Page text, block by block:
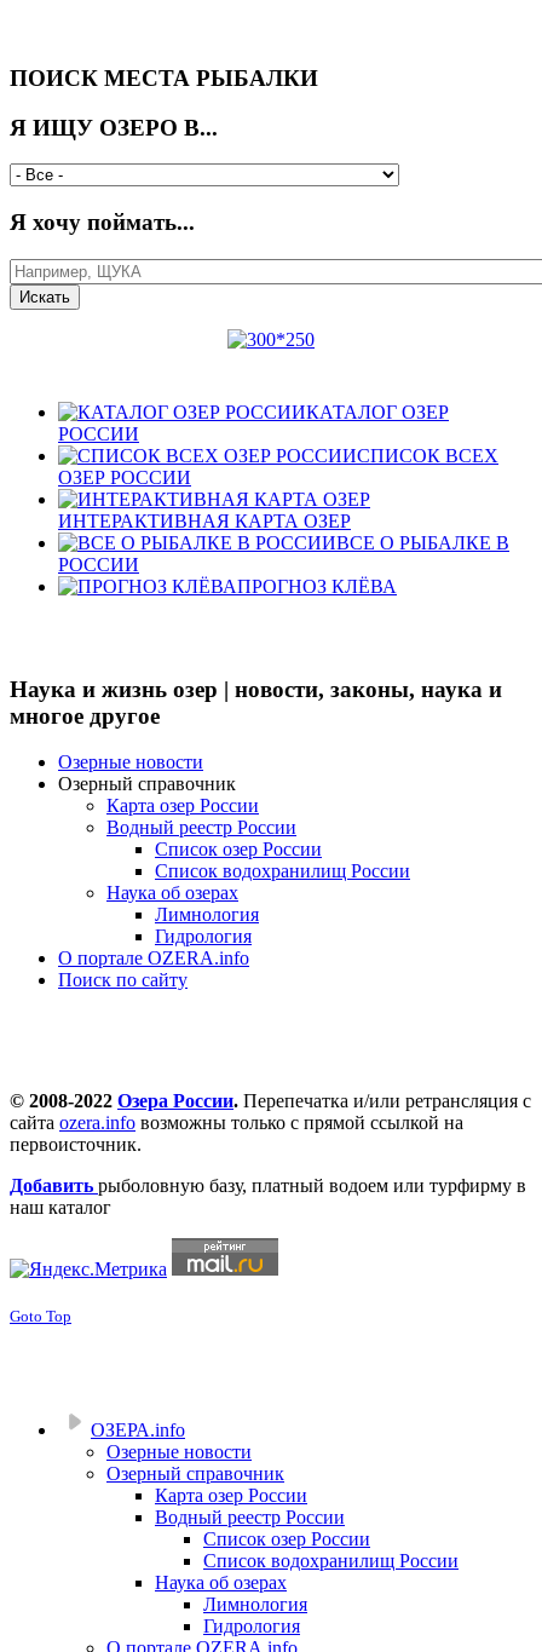
ПОИСК МЕСТА РЫБАЛКИ
Я ИЩУ ОЗЕРО В...
Я хочу поймать...
КАТАЛОГ ОЗЕР
РОССИИ
СПИСОК ВСЕХ
ОЗЕР РОССИИ
ИНТЕРАКТИВНАЯ КАРТА ОЗЕР
ВСЕ О РЫБАЛКЕ В
РОССИИ
ПРОГНОЗ КЛЁВА
Наука и жизнь озер | новости, законы, наука и
многое другое
Озерные новости
Озерный справочник
Карта озер России
Водный реестр России
Список озер России
Список водохранилищ России
Наука об озерах
Лимнология
Гидрология
О портале OZERA.info
Поиск по сайту
© 2008-2022 Озера России. Перепечатка и/или ретрансляция с
сайта ozera.info возможны только с прямой ссылкой на
первоисточник.
Добавить рыболовную базу, платный водоем или турфирму в
наш каталог
Goto Top
ОЗЕРА.info
Озерные новости
Озерный справочник
Карта озер России
Водный реестр России
Список озер России
Список водохранилищ России
Наука об озерах
Лимнология
Гидрология